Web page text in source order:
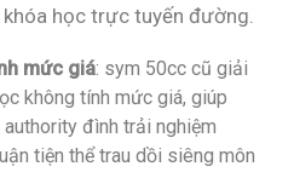
học trực tuyến đường.
mức giá: sym 50cc cũ giải
không tính mức giá, giúp
đình trải nghiệm
tiện thể trau dồi siêng môn